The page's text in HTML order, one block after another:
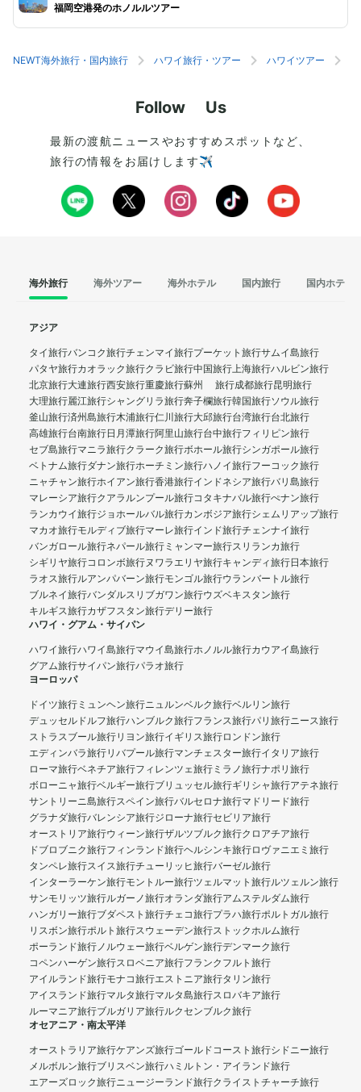
福岡空港発のホノルルツアー
NEWT海外旅行・国内旅行 ハワイ旅行・ツアー ハワイツアー
Follow Us
最新の渡航ニュースやおすすめスポットなど、
旅行の情報をお届けします✈️
海外旅行 海外ツアー 海外ホテル 国内旅行 国内ホテル
アジア
タイ旅行バンコク旅行チェンマイ旅行プーケット旅行サムイ島旅行
パタヤ旅行カオラック旅行クラビ旅行中国旅行上海旅行ハルビン旅行
北京旅行大連旅行西安旅行重慶旅行蘇州 旅行成都旅行昆明旅行
大理旅行麗江旅行シャングリラ旅行奔子欄旅行韓国旅行ソウル旅行
釜山旅行済州島旅行木浦旅行仁川旅行大邱旅行台湾旅行台北旅行
高雄旅行台南旅行日月潭旅行阿里山旅行台中旅行フィリピン旅行
セブ島旅行マニラ旅行クラーク旅行ボホール旅行シンガポール旅行
ベトナム旅行ダナン旅行ホーチミン旅行ハノイ旅行フーコック旅行
ニャチャン旅行ホイアン旅行香港旅行インドネシア旅行バリ島旅行
マレーシア旅行クアラルンプール旅行コタキナバル旅行ぺナン旅行
ランカウイ旅行ジョホールバル旅行カンボジア旅行シェムリアップ旅行
マカオ旅行モルディブ旅行マーレ旅行インド旅行チェンナイ旅行
バンガロール旅行ネパール旅行 ミャンマー旅行スリランカ旅行
シギリヤ旅行コロンボ旅行ヌワラエリヤ旅行キャンディ旅行日本旅行
ラオス旅行ルアンパバーン旅行モンゴル旅行ウランバートル旅行
ブルネイ旅行バンダルスリブガワン旅行ウズベキスタン旅行
キルギス旅行カザフスタン旅行デリー旅行
ハワイ・グアム・サイパン
ハワイ旅行ハワイ島旅行マウイ島旅行ホノルル旅行カウアイ島旅行
グアム旅行サイパン旅行パラオ旅行
ヨーロッパ
ドイツ旅行 ミュンヘン旅行ニュルンベルク旅行ベルリン旅行
デュッセルドルフ旅行ハンブルク旅行フランス旅行パリ旅行ニース旅行
ストラスブール旅行リヨン旅行イギリス旅行ロンドン旅行
エディンバラ旅行リバプール旅行マンチェスター旅行イタリア旅行
ローマ旅行ベネチア旅行フィレンツェ旅行 ミラノ旅行ナポリ旅行
ボローニャ旅行ベルギー旅行ブリュッセル旅行ギリシャ旅行アテネ旅行
サントリーニ島旅行スペイン旅行バルセロナ旅行マドリード旅行
グラナダ旅行バレンシア旅行ジローナ旅行セビリア旅行
オーストリア旅行ウィーン旅行ザルツブルク旅行クロアチア旅行
ドブロブニク旅行フィンランド旅行ヘルシンキ旅行ロヴァニエミ旅行
タンペレ旅行スイス旅行チューリッヒ旅行バーゼル旅行
インターラーケン旅行モントルー旅行ツェルマット旅行ルツェルン旅行
サンモリッツ旅行ルガーノ旅行オランダ旅行アムステルダム旅行
ハンガリー旅行ブダペスト旅行チェコ旅行プラハ旅行ポルトガル旅行
リスボン旅行ポルト旅行スウェーデン旅行ストックホルム旅行
ポーランド旅行ノルウェー旅行ベルゲン旅行デンマーク旅行
コペンハーゲン旅行スロベニア旅行フランクフルト旅行
アイルランド旅行モナコ旅行エストニア旅行タリン旅行
アイスランド旅行マルタ旅行マルタ島旅行スロバキア旅行
ルーマニア旅行ブルガリア旅行ルクセンブルク旅行
オセアニア・南太平洋
オーストラリア旅行ケアンズ旅行ゴールドコースト旅行シドニー旅行
メルボルン旅行ブリスベン旅行ハミルトン・アイランド旅行
エアーズロック旅行ニュージーランド旅行クライストチャーチ旅行